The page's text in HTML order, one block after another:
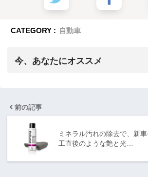
CATEGORY : 自動車
今、あなたにオススメ
前の記事
ミネラル汚れの除去で、新
工直後のような艶と光…